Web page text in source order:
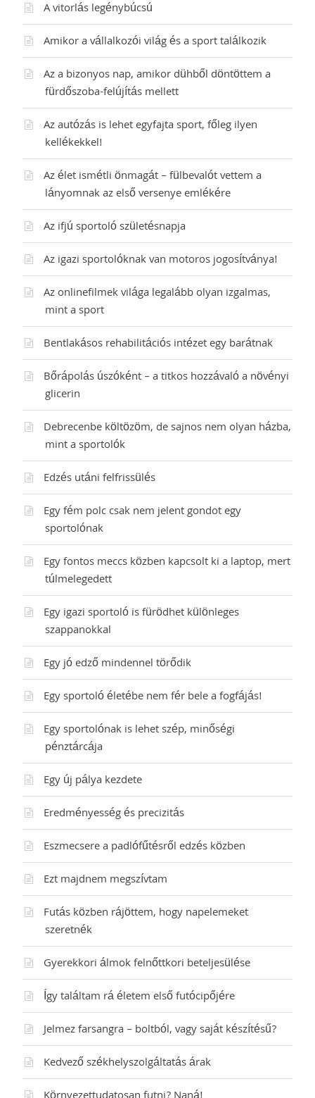
A vitorlás legénybúcsú
Amikor a vállalkozói világ és a sport találkozik
Az a bizonyos nap, amikor dühből döntöttem a
fürdőszoba-felújítás mellett
Az autózás is lehet egyfajta sport, főleg ilyen
kellékekkel!
Az élet ismétli önmagát – fülbevalót vettem a
lányomnak az első versenye emlékére
Az ifjú sportoló születésnapja
Az igazi sportolóknak van motoros jogosítványa!
Az onlinefilmek világa legalább olyan izgalmas,
mint a sport
Bentlakásos rehabilitációs intézet egy barátnak
Bőrápolás úszóként – a titkos hozzávaló a növényi
glicerin
Debrecenbe költözöm, de sajnos nem olyan házba,
mint a sportolók
Edzés utáni felfrissülés
Egy fém polc csak nem jelent gondot egy
sportolónak
Egy fontos meccs közben kapcsolt ki a laptop, mert
túlmelegedett
Egy igazi sportoló is fürödhet különleges
szappanokkal
Egy jó edző mindennel törődik
Egy sportoló életébe nem fér bele a fogfájás!
Egy sportolónak is lehet szép, minőségi
pénztárcája
Egy új pálya kezdete
Eredményesség és precizitás
Eszmecsere a padlófűtésről edzés közben
Ezt majdnem megszívtam
Futás közben rájöttem, hogy napelemeket
szeretnék
Gyerekkori álmok felnőttkori beteljesülése
Így találtam rá életem első futócipőjére
Jelmez farsangra – boltból, vagy saját készítésű?
Kedvező székhelyszolgáltatás árak